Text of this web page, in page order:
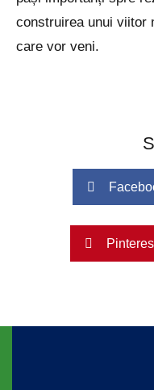
construirea unui viitor
care vor veni.